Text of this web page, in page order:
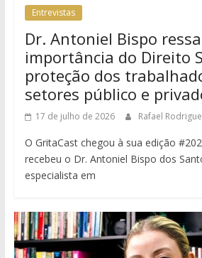
Entrevistas
Dr. Antoniel Bispo
importância do Direito
proteção dos
setores público e
17 de julho de 2026 Rafael
O GritaCast chegou à sua edição
recebeu o Dr. Antoniel Bispo dos
especialista em